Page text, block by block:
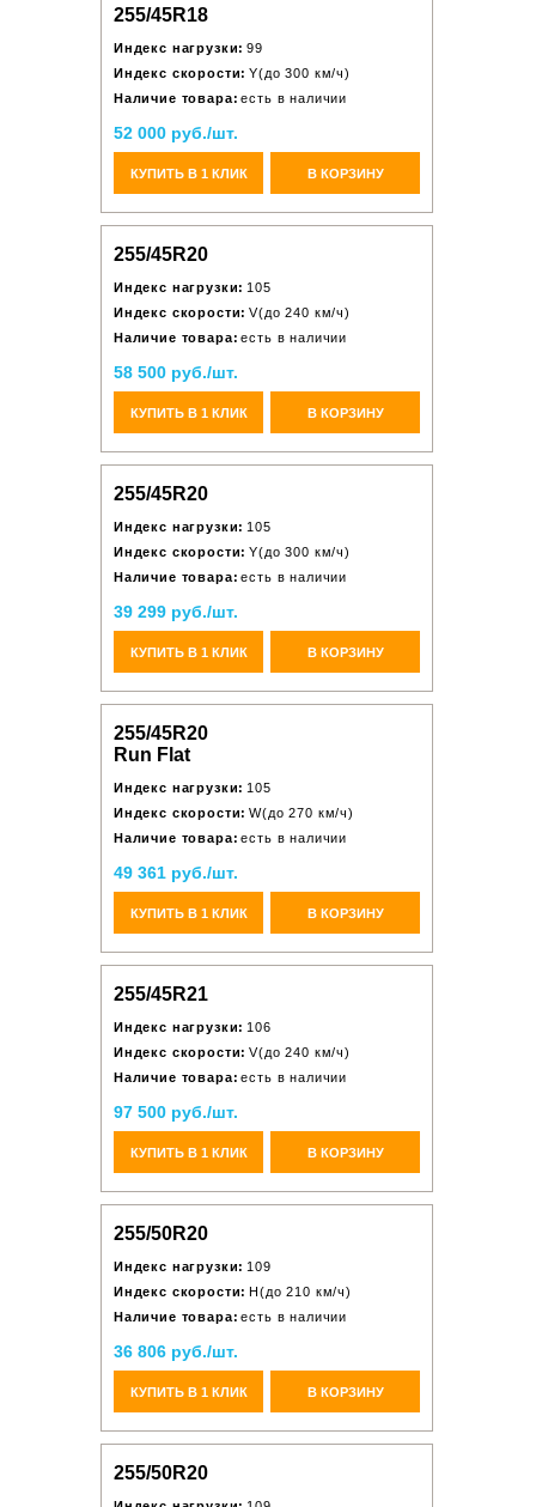
255/45R18
Индекс нагрузки: 99
Индекс скорости: Y(до 300 км/ч)
Наличие товара: есть в наличии
52 000 руб./шт.
КУПИТЬ В 1 КЛИК В КОРЗИНУ
255/45R20
Индекс нагрузки: 105
Индекс скорости: V(до 240 км/ч)
Наличие товара: есть в наличии
58 500 руб./шт.
КУПИТЬ В 1 КЛИК В КОРЗИНУ
255/45R20
Индекс нагрузки: 105
Индекс скорости: Y(до 300 км/ч)
Наличие товара: есть в наличии
39 299 руб./шт.
КУПИТЬ В 1 КЛИК В КОРЗИНУ
255/45R20
Run Flat
Индекс нагрузки: 105
Индекс скорости: W(до 270 км/ч)
Наличие товара: есть в наличии
49 361 руб./шт.
КУПИТЬ В 1 КЛИК В КОРЗИНУ
255/45R21
Индекс нагрузки: 106
Индекс скорости: V(до 240 км/ч)
Наличие товара: есть в наличии
97 500 руб./шт.
КУПИТЬ В 1 КЛИК В КОРЗИНУ
255/50R20
Индекс нагрузки: 109
Индекс скорости: H(до 210 км/ч)
Наличие товара: есть в наличии
36 806 руб./шт.
КУПИТЬ В 1 КЛИК В КОРЗИНУ
255/50R20